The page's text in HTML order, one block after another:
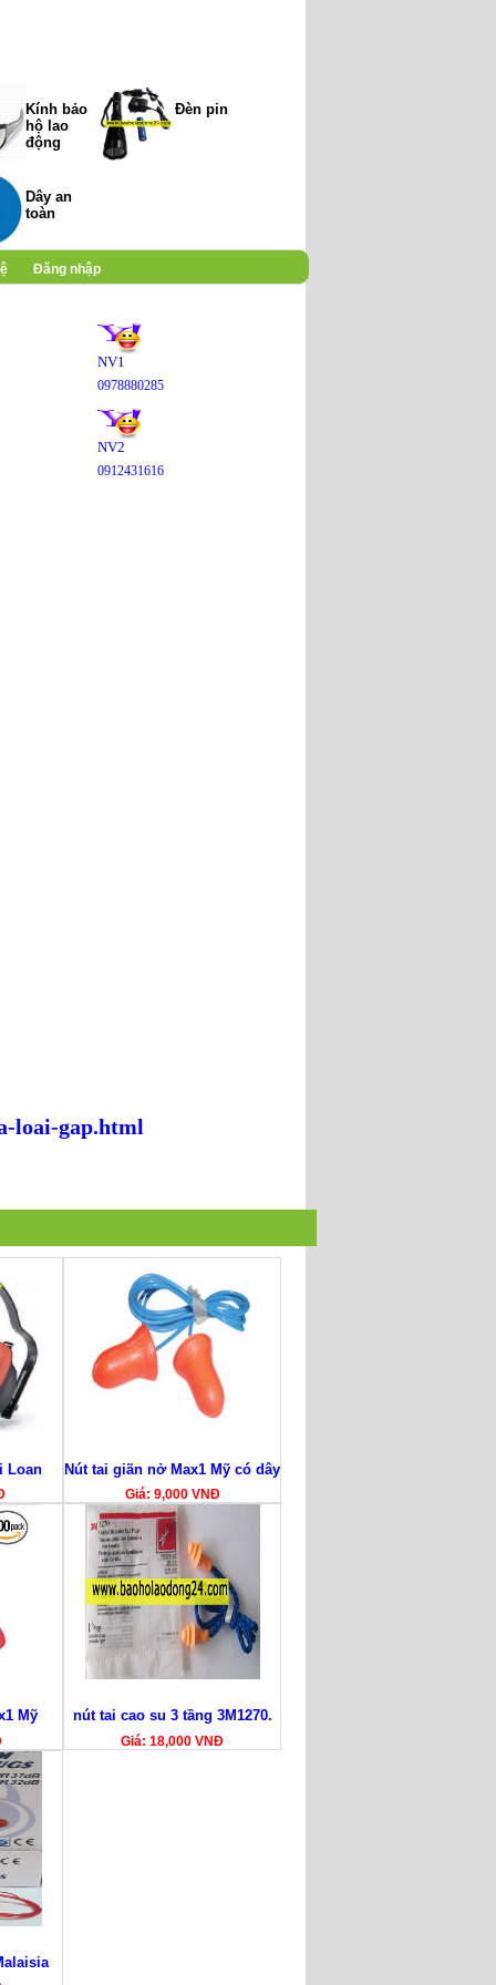
Kính bảo
hộ lao
động
Đèn pin
Dây an
toàn
Đăng nhập
NV1
0978880285
NV2
0912431616
loai-gap.html
Loan Nút tai giãn nở Max1 Mỹ có dây
Giá: 9,000 VNĐ
Mỹ nút tai cao su 3 tầng 3M1270.
Giá: 18,000 VNĐ